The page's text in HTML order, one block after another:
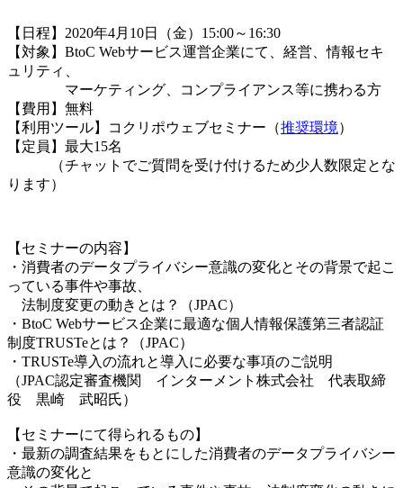
【日程】2020年4月10日（金）15:00～16:30
【対象】BtoC Webサービス運営企業にて、経営、情報セキ
ュリティ、
マーケティング、コンプライアンス等に携わる方
【費用】無料
【利用ツール】コクリポウェブセミナー（推奨環境）
【定員】最大15名
（チャットでご質問を受け付けるため少人数限定とな
ります）
【セミナーの内容】
・消費者のデータプライバシー意識の変化とその背景で起こ
っている事件や事故、
法制度変更の動きとは？（JPAC）
・BtoC Webサービス企業に最適な個人情報保護第三者認証
制度TRUSTeとは？（JPAC）
・TRUSTe導入の流れと導入に必要な事項のご説明
（JPAC認定審査機関 インターメント株式会社 代表取締
役 黒崎 武昭氏）
【セミナーにて得られるもの】
・最新の調査結果をもとにした消費者のデータプライバシー
意識の変化と